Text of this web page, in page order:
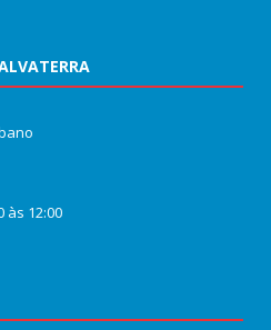
às 12:00